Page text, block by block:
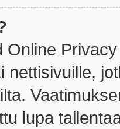
Online
nettisivuille,
lupa